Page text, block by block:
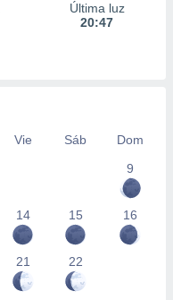
Última luz
20:47
Vie Sáb
Dom
9
14 15 16
21 22